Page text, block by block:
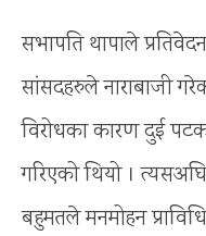
सभापति थापाले
सांसदहरुले नाराबाजी
विरोधका कारण दुई
गरिएको थियो ।
बहुमतले मनमोहन